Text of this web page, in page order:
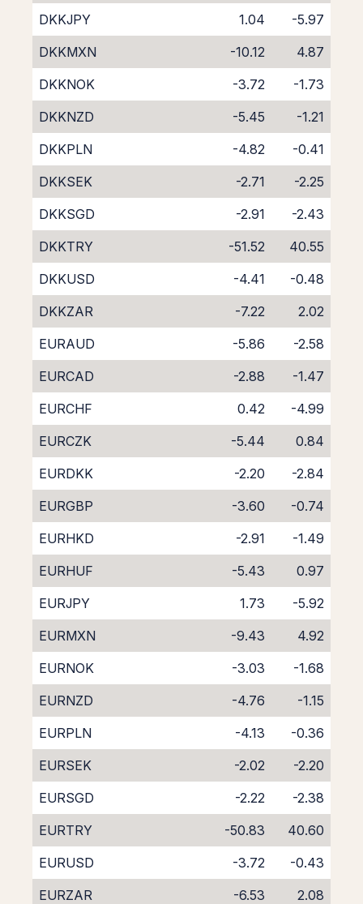
DKKJPY
1.04
-5.97
DKKMXN
-10.12
4.87
DKKNOK
-3.72
-1.73
DKKNZD
-5.45
-1.21
DKKPLN
-4.82
-0.41
DKKSEK
-2.71
-2.25
DKKSGD
-2.91
-2.43
DKKTRY
-51.52
40.55
DKKUSD
-4.41
-0.48
DKKZAR
-7.22
2.02
EURAUD
-5.86
-2.58
EURCAD
-2.88
-1.47
EURCHF
0.42
-4.99
EURCZK
-5.44
0.84
EURDKK
-2.20
-2.84
EURGBP
-3.60
-0.74
EURHKD
-2.91
-1.49
EURHUF
-5.43
0.97
EURJPY
1.73
-5.92
EURMXN
-9.43
4.92
EURNOK
-3.03
-1.68
EURNZD
-4.76
-1.15
EURPLN
-4.13
-0.36
EURSEK
-2.02
-2.20
EURSGD
-2.22
-2.38
EURTRY
-50.83
40.60
EURUSD
-3.72
-0.43
EURZAR
-6.53
2.08